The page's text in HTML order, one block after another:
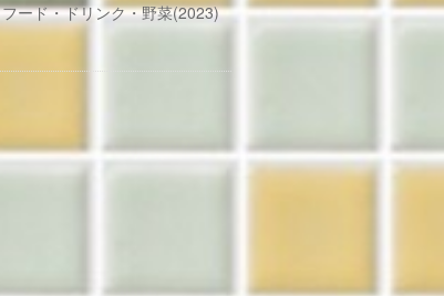
フード・ドリンク・野菜(2023)